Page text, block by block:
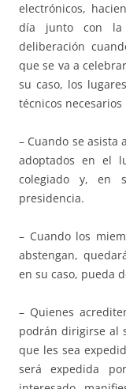
electrónicos,
día junto con la
deliberación
que se va a
su caso, los
técnicos
– Cuando se asista
adoptados en el
colegiado y, en
presidencia.
– Cuando los
abstengan,
en su caso, pueda
– Quienes
podrán dirigirse al
que les sea
será expedida